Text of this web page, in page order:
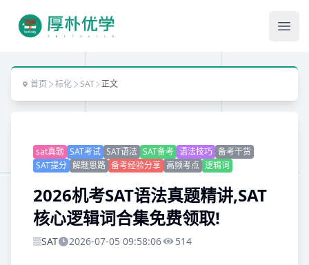
首页 标化 SAT 正文
sat真题 SAT考试 SAT语法 SAT备考 语法技巧 备考干货
SAT提分 解题思路 备考经验分享 高频考点 逻辑词
2026机考SAT语法真题精讲,SAT
核心逻辑词合集免费领取!
SAT 2026-07-05 09:58:06 514